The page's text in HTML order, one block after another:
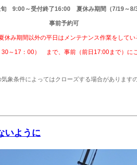
9:00～受付終了16:00 夏休み期間（7/19～8/
事前予約可
み期間以外の平日はメンテナンス作業をしてい
～17：00） まで、事前（前日17:00まで）にご
象条件によってはクローズする場合があります
いように